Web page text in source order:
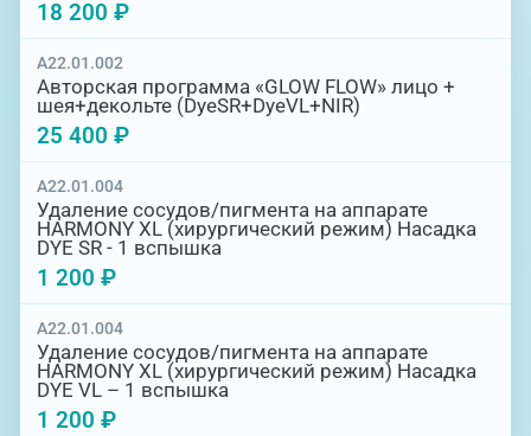
подготовки, но предварительная
консультация врача-косметолога остается
востребованной в целях подбора
необходимой технологии с учетом
индивидуальных проблем и особенностей
организма. Запишитесь на консультацию к
специалисту и опробуйте действие
мультиплатформы!
Перед процедурой необходима консультация
врача-косметолога для определения
состояния организма и необходимой
глубины воздействия с учетом
индивидуальных особенностей кожи.
18 200 ₽
A22.01.002
Авторская программа «GLOW FLOW» лицо +
шея+декольте (DyeSR+DyeVL+NIR)
25 400 ₽
A22.01.004
Удаление сосудов/пигмента на аппарате
HARMONY XL (хирургический режим) Насадка
DYE SR - 1 вспышка
1 200 ₽
A22.01.004
Удаление сосудов/пигмента на аппарате
HARMONY XL (хирургический режим) Насадка
DYE VL – 1 вспышка
1 200 ₽